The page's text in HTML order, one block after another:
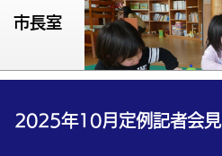
背景色
青
公式SNS
X (Twitter)
総合メニュー
市長室
2025年10月定例記者会見